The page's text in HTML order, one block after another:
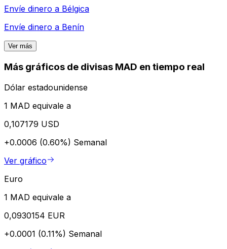
Envíe dinero a Bélgica
Envíe dinero a Benín
Ver más
Más gráficos de divisas MAD en tiempo real
Dólar estadounidense
1 MAD equivale a
0,107179 USD
+0.0006 (0.60%) Semanal
Ver gráfico
Euro
1 MAD equivale a
0,0930154 EUR
+0.0001 (0.11%) Semanal